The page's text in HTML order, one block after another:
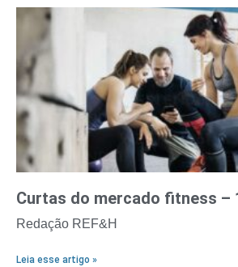
Curtas do mercado fitness –
Redação REF&H
Leia esse artigo »